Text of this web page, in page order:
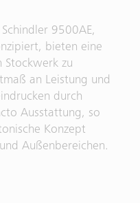
9500AE,
bieten eine
Stockwerk zu
an Leistung und
durch
Ausstattung, so
Konzept
Außenbereichen.